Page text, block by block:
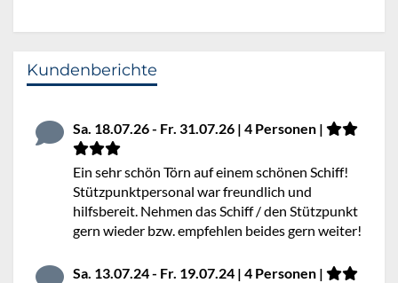
Kundenberichte
Sa. 18.07.26 - Fr. 31.07.26 | 4 Personen |
Ein sehr schön Törn auf einem schönen Schiff!
Stützpunktpersonal war freundlich und
hilfsbereit. Nehmen das Schiff / den Stützpunkt
gern wieder bzw. empfehlen beides gern weiter!
Sa. 13.07.24 - Fr. 19.07.24 | 4 Personen |